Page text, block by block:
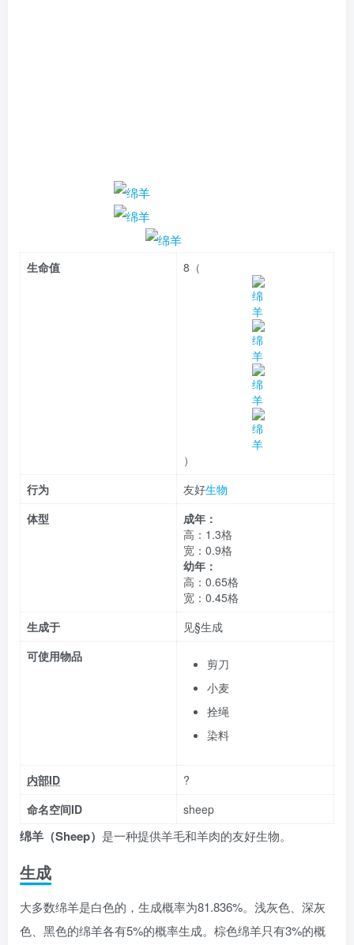
生命值 8（
）
行为
友好生物
体型
成年：
高：1.3格
宽：0.9格
幼年：
高：0.65格
宽：0.45格
生成于
见§生成
可使用物品
剪刀
小麦
拴绳
染料
内部ID
?
命名空间ID
sheep
绵羊（Sheep） 是一种提供羊毛和羊肉的友好生物。
生成
大多数绵羊是白色的，生成概率为81.836%。浅灰色、深灰
色、黑色的绵羊各有5%的概率生成。棕色绵羊只有3%的概